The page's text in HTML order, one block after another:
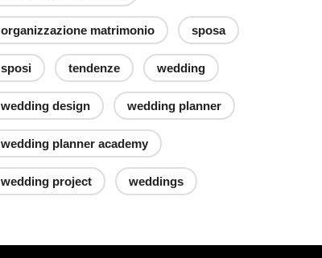
organizzazione matrimonio sposa
sposi tendenze wedding
wedding design wedding planner
wedding planner academy
wedding project weddings